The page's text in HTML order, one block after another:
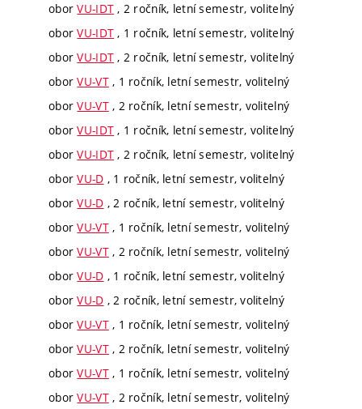
oborVU-IDT , 2 ročník, letní semestr, volitelný
oborVU-IDT , 1 ročník, letní semestr, volitelný
oborVU-IDT , 2 ročník, letní semestr, volitelný
oborVU-VT, 1 ročník, letní semestr, volitelný
oborVU-VT, 2 ročník, letní semestr, volitelný
oborVU-IDT , 1 ročník, letní semestr, volitelný
oborVU-IDT , 2 ročník, letní semestr, volitelný
oborVU-D , 1 ročník, letní semestr, volitelný
oborVU-D , 2 ročník, letní semestr, volitelný
oborVU-VT, 1 ročník, letní semestr, volitelný
oborVU-VT, 2 ročník, letní semestr, volitelný
oborVU-D , 1 ročník, letní semestr, volitelný
oborVU-D , 2 ročník, letní semestr, volitelný
oborVU-VT, 1 ročník, letní semestr, volitelný
oborVU-VT, 2 ročník, letní semestr, volitelný
oborVU-VT, 1 ročník, letní semestr, volitelný
oborVU-VT, 2 ročník, letní semestr, volitelný